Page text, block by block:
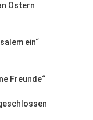
Ostern
ein“
Freunde“